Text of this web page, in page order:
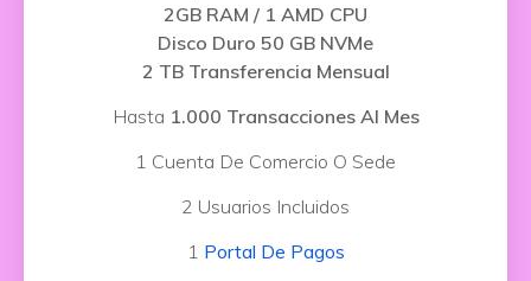
2GB RAM / 1 AMD CPU
Disco Duro 50 GB NVMe
2 TB Transferencia Mensual
Hasta 1.000 Transacciones Al Mes
1 Cuenta De Comercio O Sede
2 Usuarios Incluidos
1 Portal De Pagos